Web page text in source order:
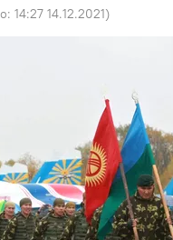
14:27 14.12.2021)